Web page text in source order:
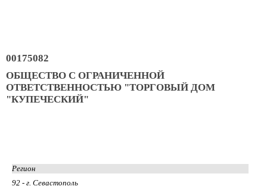
00175082
ОБЩЕСТВО С ОГРАНИЧЕННОЙ
ОТВЕТСТВЕННОСТЬЮ "ТОРГОВЫЙ ДОМ
"КУПЕЧЕСКИЙ"
Регион
92 - г. Севастополь